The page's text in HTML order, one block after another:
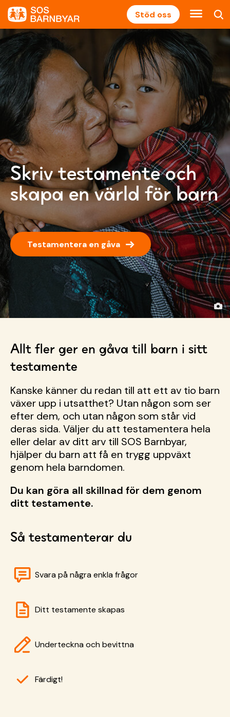
Stöd oss
Skriv testamente och
skapa en värld för barn
Testamentera en gåva →
Allt fler ger en gåva till barn i sitt
testamente
Kanske känner du redan till att ett av tio barn
växer upp i utsatthet? Utan någon som ser
efter dem, och utan någon som står vid
deras sida. Väljer du att testamentera hela
eller delar av ditt arv till SOS Barnbyar,
hjälper du barn att få en trygg uppväxt
genom hela barndomen.
Du kan göra all skillnad för dem genom
ditt testamente.
Så testamenterar du
Svara på några enkla frågor
Ditt testamente skapas
Underteckna och bevittna
Färdigt!